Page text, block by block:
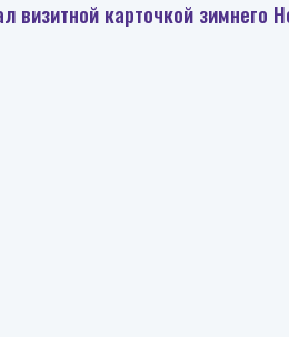
карточкой зимнего